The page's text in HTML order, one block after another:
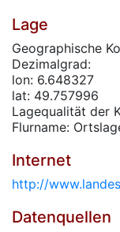
Lage
Geographische
Dezimalgrad:
lon: 6.648327
lat: 49.757996
Lagequalität der
Flurname:
Internet
http://
Datenquellen